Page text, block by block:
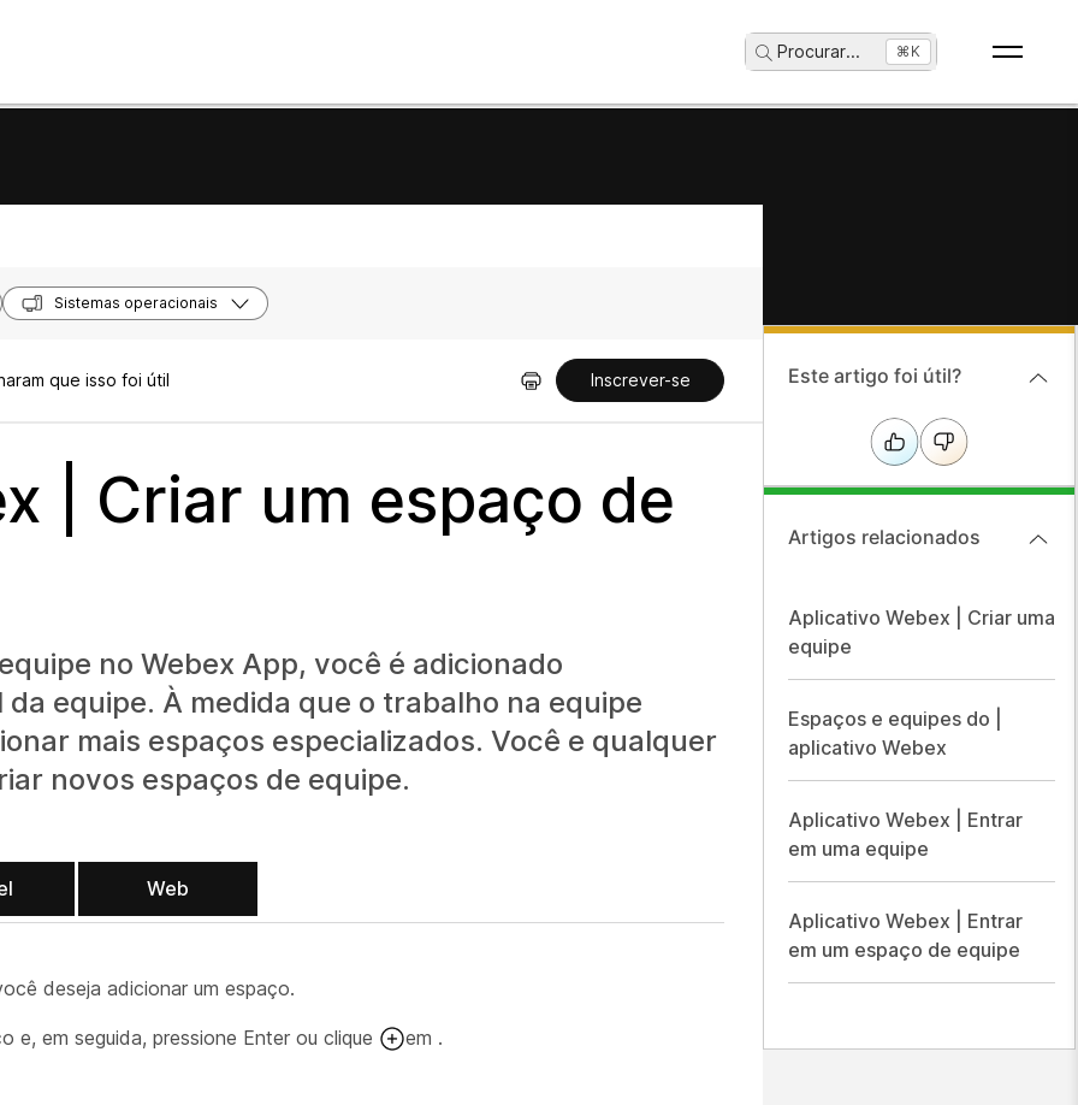
Procurar... ⌘K
Sistemas operacionais
que isso foi útil Inscrever-se
| Criar um espaço de
no Webex App, você é adicionado
equipe. À medida que o trabalho na equipe
mais espaços especializados. Você e qualquer
novos espaços de equipe.
Web
deseja adicionar um espaço.
e, em seguida, pressione Enter ou clique em .
Este artigo foi útil?
Artigos relacionados
Aplicativo Webex | Criar uma
equipe
Espaços e equipes do |
aplicativo Webex
Aplicativo Webex | Entrar
em uma equipe
Aplicativo Webex | Entrar
em um espaço de equipe